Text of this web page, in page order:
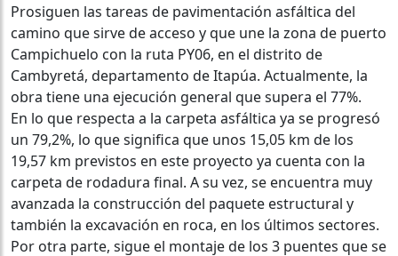
Prosiguen las tareas de pavimentación asfáltica del
camino que sirve de acceso y que une la zona de puerto
Campichuelo con la ruta PY06, en el distrito de
Cambyretá, departamento de Itapúa. Actualmente, la
obra tiene una ejecución general que supera el 77%.
En lo que respecta a la carpeta asfáltica ya se progresó
un 79,2%, lo que significa que unos 15,05 km de los
19,57 km previstos en este proyecto ya cuenta con la
carpeta de rodadura final. A su vez, se encuentra muy
avanzada la construcción del paquete estructural y
también la excavación en roca, en los últimos sectores.
Por otra parte, sigue el montaje de los 3 puentes que se